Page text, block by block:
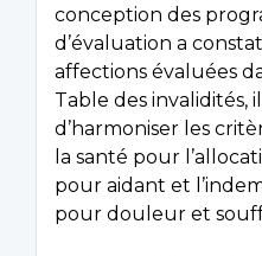
conception des
d’évaluation a
affections évaluées
Table des invalidités,
d’harmoniser les
la santé pour
pour aidant et
pour douleur et